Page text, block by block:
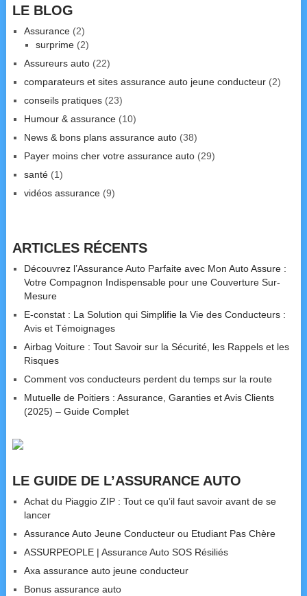
LE BLOG
Assurance(2)
surprime(2)
Assureurs auto(22)
comparateurs et sites assurance auto jeune conducteur(2)
conseils pratiques(23)
Humour & assurance(10)
News & bons plans assurance auto(38)
Payer moins cher votre assurance auto(29)
santé(1)
vidéos assurance(9)
ARTICLES RÉCENTS
Découvrez l’Assurance Auto Parfaite avec Mon Auto Assure :
Votre Compagnon Indispensable pour une Couverture Sur-
Mesure
E-constat : La Solution qui Simplifie la Vie des Conducteurs :
Avis et Témoignages
Airbag Voiture : Tout Savoir sur la Sécurité, les Rappels et les
Risques
Comment vos conducteurs perdent du temps sur la route
Mutuelle de Poitiers : Assurance, Garanties et Avis Clients
(2025) – Guide Complet
LE GUIDE DE L’ASSURANCE AUTO
Achat du Piaggio ZIP : Tout ce qu’il faut savoir avant de se
lancer
Assurance Auto Jeune Conducteur ou Etudiant Pas Chère
ASSURPEOPLE | Assurance Auto SOS Résiliés
Axa assurance auto jeune conducteur
Bonus assurance auto